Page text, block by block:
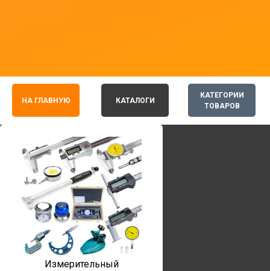
КАТЕГОРИИ
ТОВАРОВ
НА ГЛАВНУЮ КАТАЛОГИ
Измерительный